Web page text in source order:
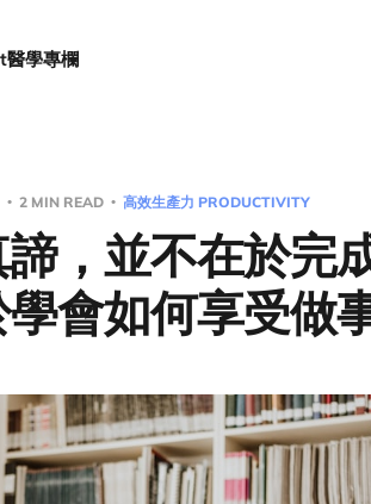
醫學專欄
2 MIN READ 高效生產力 PRODUCTIVITY
，並不在於完
會如何享受做